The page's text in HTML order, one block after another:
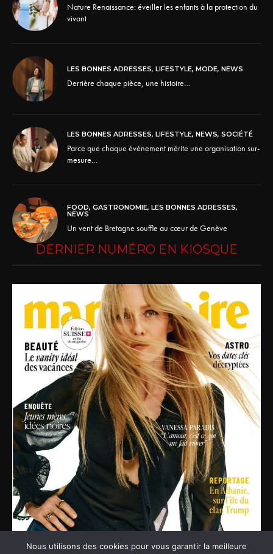
Nature Renaissance: éveiller les enfants à la protection du
vivant
LES BONNES ADRESSES, LIFESTYLE, MODE, NEWS
Derrière chaque pièce, une histoire…
LES BONNES ADRESSES, LIFESTYLE, NEWS, SOCIÉTÉ
Parce que chaque événement mérite une organisation sur-
mesure…
FOOD, GASTRONOMIE, LES BONNES ADRESSES,
NEWS
Un vent de Bretagne souffle au cœur de Genève
DERNIER NUMÉRO EN KIOSQUE
Nous utilisons des cookies pour vous garantir la meilleure